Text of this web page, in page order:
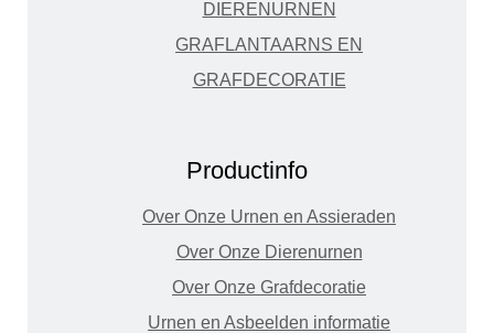
DIERENURNEN
GRAFLANTAARNS EN
GRAFDECORATIE
Productinfo
Over Onze Urnen en Assieraden
Over Onze Dierenurnen
Over Onze Grafdecoratie
Urnen en Asbeelden informatie